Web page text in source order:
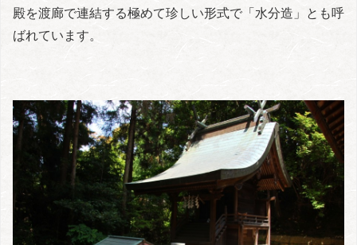
殿を渡廊で連結する極めて珍しい形式で「水分造」とも呼
ばれています。